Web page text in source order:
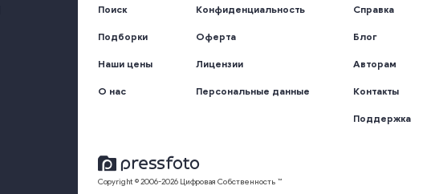
Поиск
Подборки
Наши цены
О нас
Конфиденциальность
Оферта
Лицензии
Персональные данные
Справка
Блог
Авторам
Контакты
Поддержка
Copyright © 2006-2026 Цифровая Собственность ™